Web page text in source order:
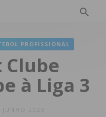
PROFISSIONAL
Clube
à Liga 3